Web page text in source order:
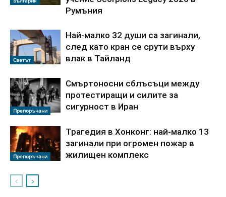
Румъния
Светът
Най-малко 32 души са загинали,
след като кран се срути върху
влак в Тайланд
Препоръчани
Смъртоносни сблъсъци между
протестиращи и силите за
сигурност в Иран
Препоръчани
Трагедия в Хонконг: най-малко 13
загинали при огромен пожар в
жилищен комплекс